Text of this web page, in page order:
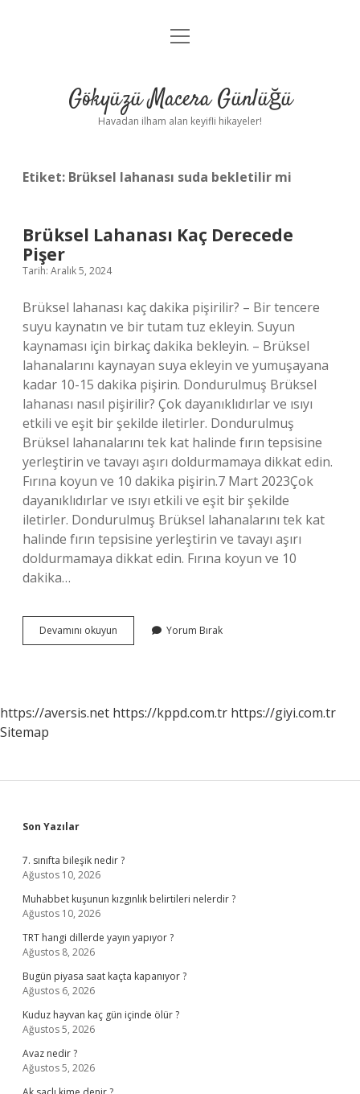
Anasayfa
Yasal Uyarı
menüyü
Gökyüzü Macera Günlüğü
Havadan ilham alan keyifli hikayeler!
Etiket: Brüksel lahanası suda bekletilir mi
Brüksel Lahanası Kaç Derecede
Pişer
Tarih: Aralık 5, 2024
Brüksel lahanası kaç dakika pişirilir? – Bir tencere
suyu kaynatın ve bir tutam tuz ekleyin. Suyun
kaynaması için birkaç dakika bekleyin. – Brüksel
lahanalarını kaynayan suya ekleyin ve yumuşayana
kadar 10-15 dakika pişirin. Dondurulmuş Brüksel
lahanası nasıl pişirilir? Çok dayanıklıdırlar ve ısıyı
etkili ve eşit bir şekilde iletirler. Dondurulmuş
Brüksel lahanalarını tek kat halinde fırın tepsisine
yerleştirin ve tavayı aşırı doldurmamaya dikkat edin.
Fırına koyun ve 10 dakika pişirin.7 Mart 2023Çok
dayanıklıdırlar ve ısıyı etkili ve eşit bir şekilde
iletirler. Dondurulmuş Brüksel lahanalarını tek kat
halinde fırın tepsisine yerleştirin ve tavayı aşırı
doldurmamaya dikkat edin. Fırına koyun ve 10
dakika…
Devamını okuyun
Lahanası
Yorum Bırak
https://aversis.net https://kppd.com.tr https://giyi.com.tr
Sitemap
Sidebar
Son Yazılar
7. sınıfta bileşik nedir ?
Ağustos 10, 2026
Muhabbet kuşunun kızgınlık belirtileri nelerdir ?
Ağustos 10, 2026
TRT hangi dillerde yayın yapıyor ?
Ağustos 8, 2026
Bugün piyasa saat kaçta kapanıyor ?
Ağustos 6, 2026
Kuduz hayvan kaç gün içinde ölür ?
Ağustos 5, 2026
Avaz nedir ?
Ağustos 5, 2026